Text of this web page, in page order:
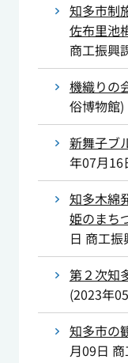
知多市制
佐布里池
商工振興
機織りの
俗博物館)
新舞子ブ
年07月16
知多木綿
姫のまち
日 商工振
第２次知
(2023年
知多市の
月09日